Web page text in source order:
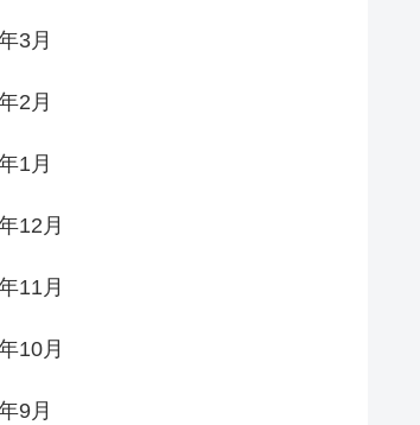
3月
2月
1月
12月
11月
10月
9月